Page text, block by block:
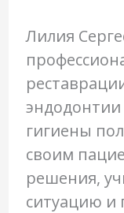
Лилия
гигиены
своим
решения,
ситуацию и